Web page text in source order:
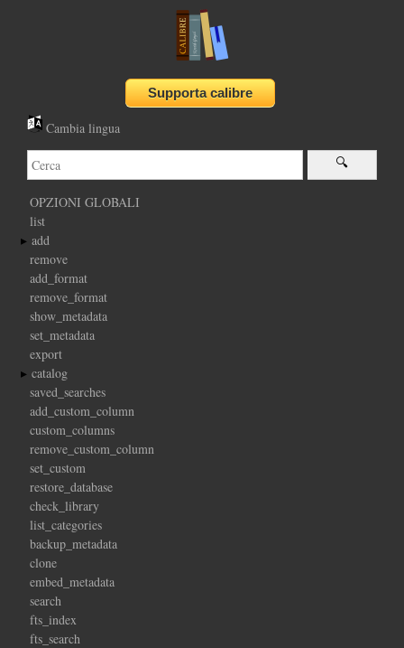
Cambia lingua
OPZIONI GLOBALI
list
add
remove
add_format
remove_format
show_metadata
set_metadata
export
catalog
saved_searches
add_custom_column
custom_columns
remove_custom_column
set_custom
restore_database
check_library
list_categories
backup_metadata
clone
embed_metadata
search
fts_index
fts_search